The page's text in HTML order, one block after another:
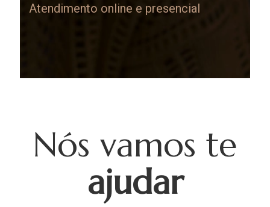
Atendimento online e presencial
Nós vamos te
ajudar